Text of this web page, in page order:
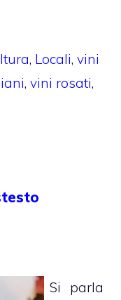
, Locali,vini
, vini rosati,
Si parla